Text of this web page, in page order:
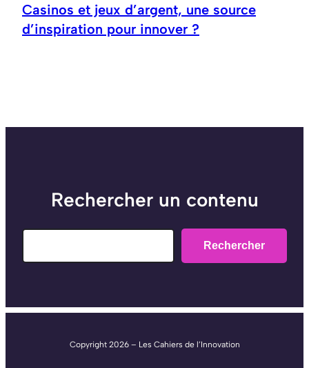
Casinos et jeux d’argent, une source
d’inspiration pour innover ?
Rechercher un contenu
Rechercher
Copyright 2026 – Les Cahiers de l’Innovation